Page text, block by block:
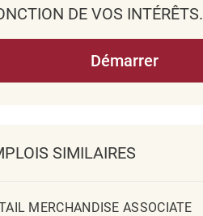
DE VOS INTÉRÊTS.
Démarrer
SIMILAIRES
MERCHANDISE ASSOCIATE